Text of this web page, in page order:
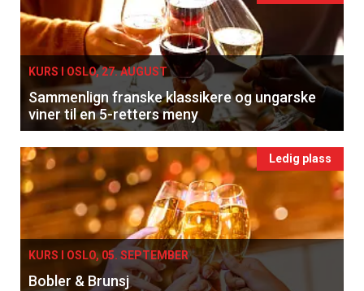
KURS I OSLO, 27. AUGUST
Sammenlign franske klassikere og ungarske
viner til en 5-retters meny
Ledig plass
KURS I OSLO, 05. SEPTEMBER
Bobler & Brunsj